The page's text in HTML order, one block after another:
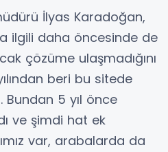
İlyas Karadoğan,
ilgili daha öncesinde de
çözüme ulaşmadığını
beri bu sitede
Bundan 5 yıl önce
ve şimdi hat ek
var, arabalarda da